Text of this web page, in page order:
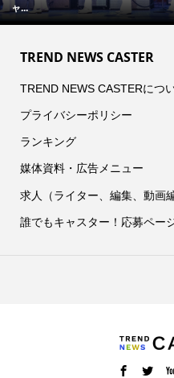
ャ...
TREND NEWS CASTER
TREND NEWS CASTERにつ
プライバシーポリシー
ランキング
媒体資料・広告メニュー
求人（ライター、編集、動画
誰でもキャスター！応募ペー